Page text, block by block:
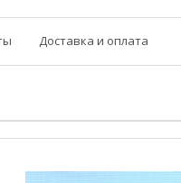
Доставка и оплата